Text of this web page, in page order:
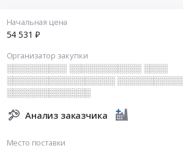
Начальная цена
54 531 ₽
Организатор закупки
░░░░░░░░░░ ░░░░░░░░░░░░ ░░░░
░░░░░░░░░░░░░░░░░░
░░░░░░░░░░░░░░
Анализ заказчика
Место поставки